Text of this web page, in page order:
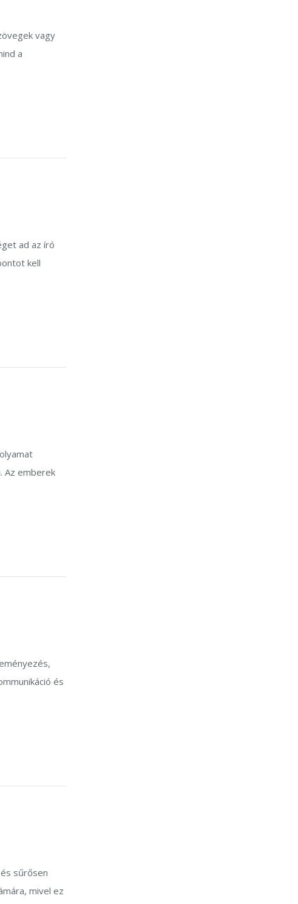
vagy
a
ad az író
kell
Az emberek
és
sűrősen
mivel ez